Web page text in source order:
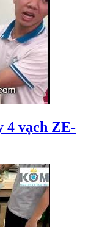
4 vạch ZE-